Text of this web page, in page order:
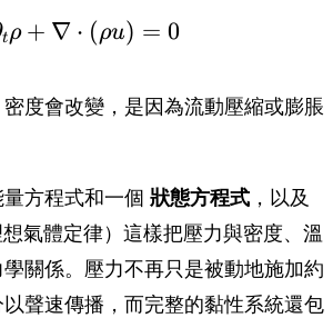
\partial_t \rho +
tρ + ∇ ⋅ (ρu) = 0
度會改變，是因為流動壓縮或膨脹
方程式和一個 狀態方程式 ，以及
想氣體定律）這樣把壓力與密度、溫
關係。壓力不再只是被動地施加約
聲速傳播，而完整的黏性系統還包